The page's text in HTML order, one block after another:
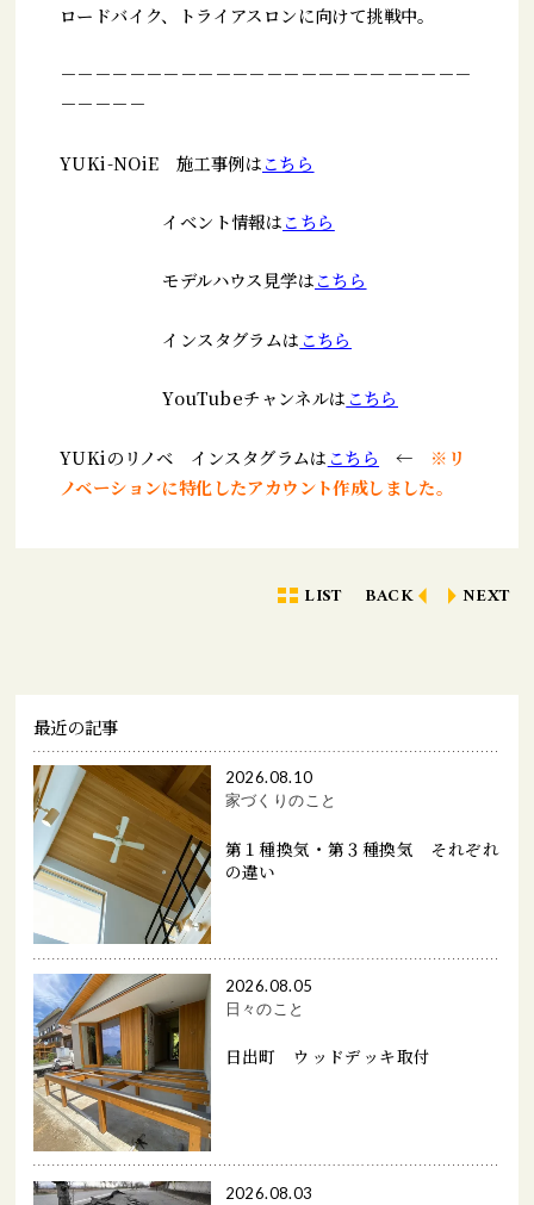
ロードバイク、トライアスロンに向けて挑戦中。
－－－－－－－－－－－－－－－－－－－－－－－－
－－－－－
YUKi-NOiE 施工事例はこちら
イベント情報はこちら
モデルハウス見学はこちら
インスタグラムは こちら
YouTubeチャンネルは こちら
YUKiのリノベ インスタグラムは こちら ← ※リ
ノベーションに特化したアカウント作成しました。
LIST BACK NEXT
最近の記事
2026.08.10
家づくりのこと
第１種換気・第３種換気 それぞれ
の違い
2026.08.05
日々のこと
日出町 ウッドデッキ取付
2026.08.03